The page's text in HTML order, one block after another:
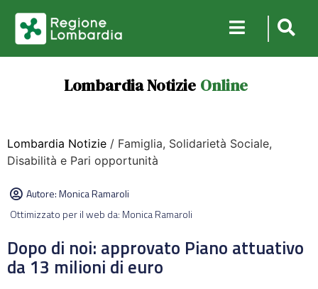
Lombardia Notizie Online
Lombardia Notizie / Famiglia, Solidarietà Sociale,
Disabilità e Pari opportunità
Autore:Monica Ramaroli
Ottimizzato per il web da: Monica Ramaroli
Dopo di noi: approvato Piano attuativo
da 13 milioni di euro